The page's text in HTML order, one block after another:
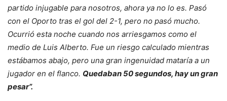
partido injugable para nosotros, ahora ya no lo es. Pasó
con el Oporto tras el gol del 2-1, pero no pasó mucho.
Ocurrió esta noche cuando nos arriesgamos como el
medio de Luis Alberto. Fue un riesgo calculado mientras
estábamos abajo, pero una gran ingenuidad mataría a un
jugador en el flanco. Quedaban 50 segundos, hay un gran
pesar”.